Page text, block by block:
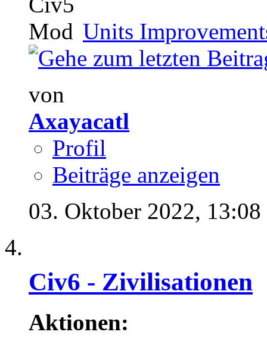
Units
von
Axayacatl
Profil
Beiträge anzeigen
03. Oktober 2022, 13:08
Civ6 - Zivilisationen
Aktionen: